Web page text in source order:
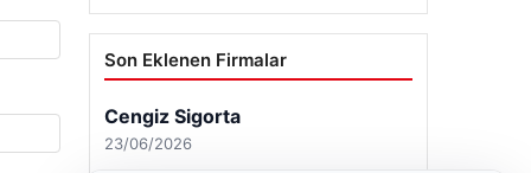
Son Eklenen Firmalar
Cengiz Sigorta
23/06/2026